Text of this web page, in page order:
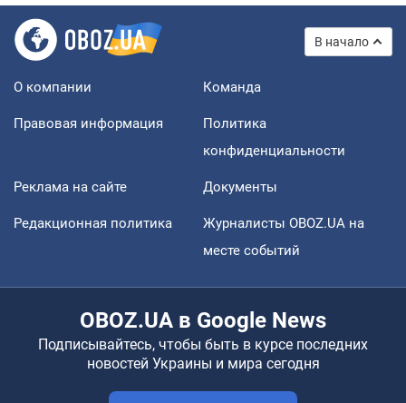
В начало
О компании Команда
Правовая информация
Политика
конфиденциальности
Реклама на сайте Документы
Редакционная политика
Журналисты OBOZ.UA на
месте событий
OBOZ.UA в Google News
Подписывайтесь, чтобы быть в курсе последних
новостей Украины и мира сегодня